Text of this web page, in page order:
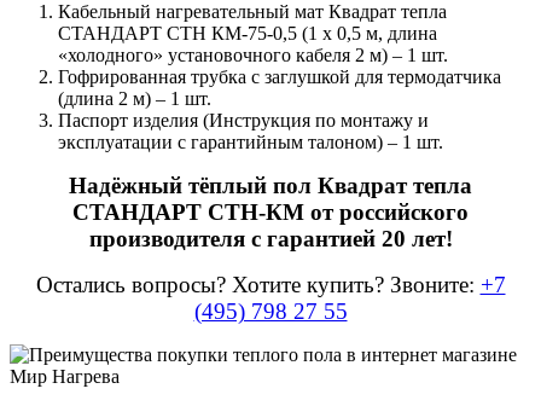
Кабельный нагревательный мат Квадрат тепла
СТАНДАРТ СТН КМ-75-0,5 (1 х 0,5 м, длина
«холодного» установочного кабеля 2 м) – 1 шт.
Гофрированная трубка с заглушкой для термодатчика
(длина 2 м) – 1 шт.
Паспорт изделия (Инструкция по монтажу и
эксплуатации с гарантийным талоном) – 1 шт.
Надёжный тёплый пол Квадрат тепла
СТАНДАРТ СТН-КМ от российского
производителя с гарантией 20 лет!
Остались вопросы? Хотите купить? Звоните: +7
(495) 798 27 55